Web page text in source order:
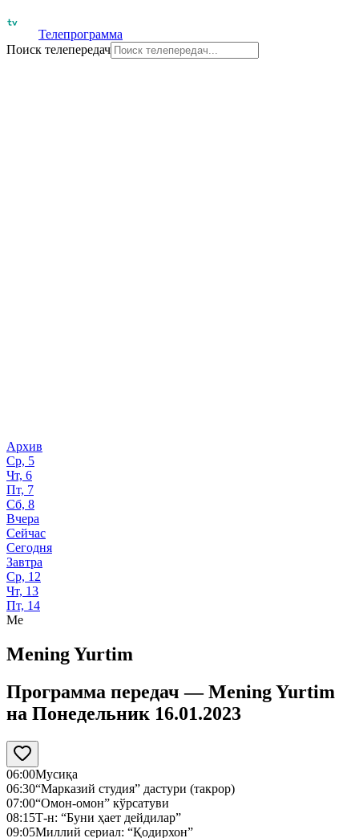
Телепрограмма
Поиск телепередач
Архив
Ср, 5
Чт, 6
Пт, 7
Сб, 8
Вчера
Сейчас
Сегодня
Завтра
Ср, 12
Чт, 13
Пт, 14
Me
Mening Yurtim
Программа передач —Mening Yurtim
на Понедельник 16.01.2023
06:00Мусиқа
06:30“Марказий студия” дастури (такрор)
07:00“Омон-омон” кўрсатуви
08:15Т-н: “Буни ҳает дейдилар”
09:05Миллий сериал: “Қодирхон”